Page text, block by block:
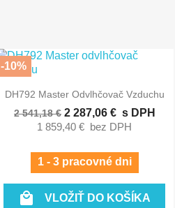
Rýchly náhľad
DH792 Master Odvlhčovač Vzduchu
2 541,18 € 2 287,06 € s DPH
1 859,40 € bez DPH
1 - 3 pracovné dni
 VLOŽIŤ DO KOŠÍKA
-10%